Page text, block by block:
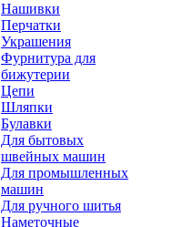
Нашивки
Перчатки
Украшения
Фурнитура для
бижутерии
Цепи
Шляпки
Булавки
Для бытовых
швейных машин
Для промышленных
машин
Для ручного шитья
Наметочные